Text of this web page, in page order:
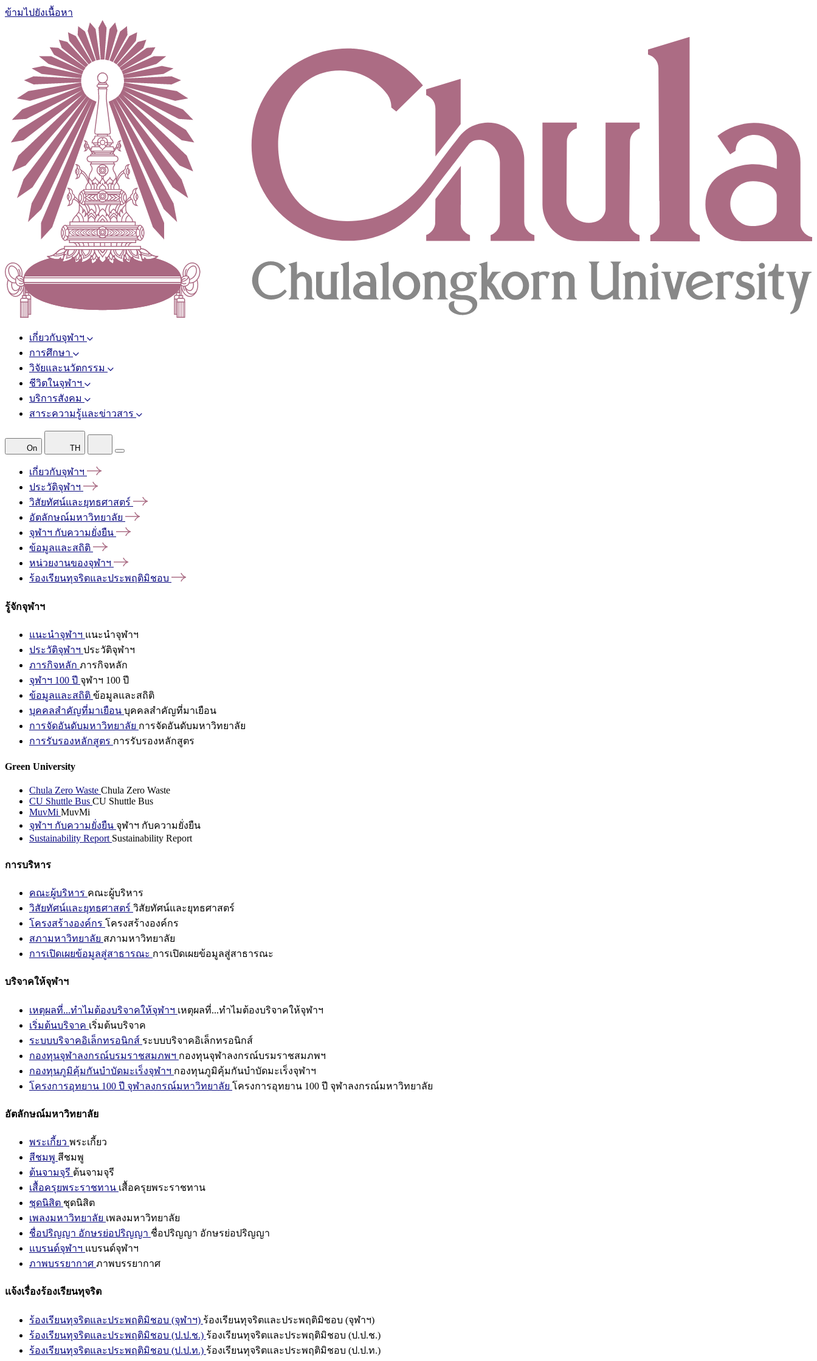
ข้ามไปยังเนื้อหา
เกี่ยวกับจุฬาฯ
การศึกษา
วิจัยและนวัตกรรม
ชีวิตในจุฬาฯ
บริการสังคม
สาระความรู้และข่าวสาร
On TH
เกี่ยวกับจุฬาฯ
ประวัติจุฬาฯ
วิสัยทัศน์และยุทธศาสตร์
อัตลักษณ์มหาวิทยาลัย
จุฬาฯ กับความยั่งยืน
ข้อมูลและสถิติ
หน่วยงานของจุฬาฯ
ร้องเรียนทุจริตและประพฤติมิชอบ
รู้จักจุฬาฯ
แนะนำจุฬาฯ แนะนำจุฬาฯ
ประวัติจุฬาฯ ประวัติจุฬาฯ
ภารกิจหลัก ภารกิจหลัก
จุฬาฯ 100 ปี จุฬาฯ 100 ปี
ข้อมูลและสถิติ ข้อมูลและสถิติ
บุคคลสำคัญที่มาเยือน บุคคลสำคัญที่มาเยือน
การจัดอันดับมหาวิทยาลัย การจัดอันดับมหาวิทยาลัย
การรับรองหลักสูตร การรับรองหลักสูตร
Green University
Chula Zero Waste Chula Zero Waste
CU Shuttle Bus CU Shuttle Bus
MuvMi MuvMi
จุฬาฯ กับความยั่งยืน จุฬาฯ กับความยั่งยืน
Sustainability Report Sustainability Report
การบริหาร
คณะผู้บริหาร คณะผู้บริหาร
วิสัยทัศน์และยุทธศาสตร์ วิสัยทัศน์และยุทธศาสตร์
โครงสร้างองค์กร โครงสร้างองค์กร
สภามหาวิทยาลัย สภามหาวิทยาลัย
การเปิดเผยข้อมูลสู่สาธารณะ การเปิดเผยข้อมูลสู่สาธารณะ
บริจาคให้จุฬาฯ
เหตุผลที่...ทำไมต้องบริจาคให้จุฬาฯ เหตุผลที่...ทำไมต้องบริจาคให้จุฬาฯ
เริ่มต้นบริจาค เริ่มต้นบริจาค
ระบบบริจาคอิเล็กทรอนิกส์ ระบบบริจาคอิเล็กทรอนิกส์
กองทุนจุฬาลงกรณ์บรมราชสมภพฯ กองทุนจุฬาลงกรณ์บรมราชสมภพฯ
กองทุนภูมิคุ้มกันบำบัดมะเร็งจุฬาฯ กองทุนภูมิคุ้มกันบำบัดมะเร็งจุฬาฯ
โครงการอุทยาน 100 ปี จุฬาลงกรณ์มหาวิทยาลัย โครงการอุทยาน 100 ปี จุฬาลงกรณ์มหาวิทยาลัย
อัตลักษณ์มหาวิทยาลัย
พระเกี้ยว พระเกี้ยว
สีชมพู สีชมพู
ต้นจามจุรี ต้นจามจุรี
เสื้อครุยพระราชทาน เสื้อครุยพระราชทาน
ชุดนิสิต ชุดนิสิต
เพลงมหาวิทยาลัย เพลงมหาวิทยาลัย
ชื่อปริญญา อักษรย่อปริญญา ชื่อปริญญา อักษรย่อปริญญา
แบรนด์จุฬาฯ แบรนด์จุฬาฯ
ภาพบรรยากาศ ภาพบรรยากาศ
แจ้งเรื่องร้องเรียนทุจริต
ร้องเรียนทุจริตและประพฤติมิชอบ (จุฬาฯ) ร้องเรียนทุจริตและประพฤติมิชอบ (จุฬาฯ)
ร้องเรียนทุจริตและประพฤติมิชอบ (ป.ป.ช.) ร้องเรียนทุจริตและประพฤติมิชอบ (ป.ป.ช.)
ร้องเรียนทุจริตและประพฤติมิชอบ (ป.ป.ท.) ร้องเรียนทุจริตและประพฤติมิชอบ (ป.ป.ท.)